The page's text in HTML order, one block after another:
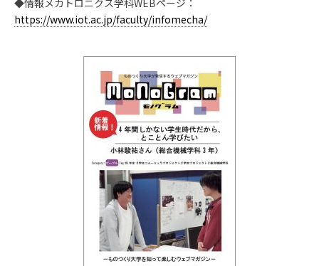
◆情報メカトロニクス学科WEBページ：
https://www.iot.ac.jp/faculty/infomecha/